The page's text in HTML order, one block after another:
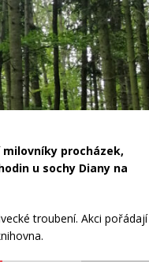
milovníky procházek,
u sochy Diany na
troubení. Akci pořádají